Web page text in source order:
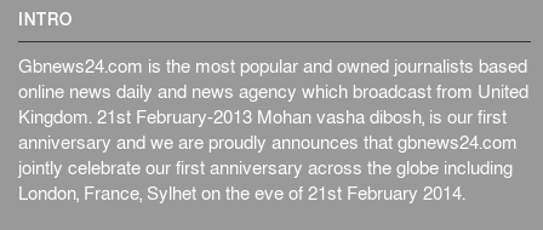
INTRO
Gbnews24.com is the most popular and owned journalists based
online news daily and news agency which broadcast from United
Kingdom. 21st February-2013 Mohan vasha dibosh, is our first
anniversary and we are proudly announces that gbnews24.com
jointly celebrate our first anniversary across the globe including
London, France, Sylhet on the eve of 21st February 2014.